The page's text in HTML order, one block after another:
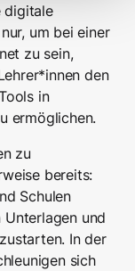
digitale
um bei einer
zu sein,
den
in
ermöglichen.
zu
bereits:
Schulen
und
In der
sich